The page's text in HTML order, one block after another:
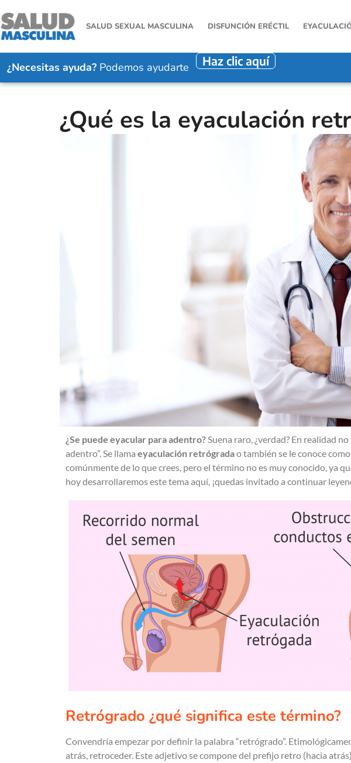
SALUD SEXUAL MASCULINA DISFUNCIÓN ERÉCTIL
¿Necesitas ayuda? Podemos ayudarte Haz clic aquí
¿Qué es la eyaculación
¿Se puede eyacular para adentro?Suena raro, ¿verdad? En realidad
adentro”. Se llama eyaculación retrógradao también se le conoce como
comúnmente de lo que crees, pero el término no es muy conocido, ya
hoy desarrollaremos este tema aquí, ¡quedas invitado a continuar
Retrógrado ¿qué significa este término?
Convendría empezar por definir la palabra “retrógrado”.
atrás, retroceder. Este adjetivo se compone del prefijo retro (hacia